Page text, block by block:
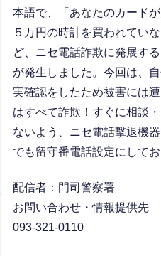
本語で、「あなたのカード
５万円の時計を買われてい
ど、ニセ電話詐欺に発展す
が発生しました。今回は、
実確認をしたため被害には
はすべて詐欺！すぐに相談
ないよう、ニセ電話撃退機
でも留守番電話設定にしてお
配信者：門司警察署
お問い合わせ・情報提供先
093-321-0110